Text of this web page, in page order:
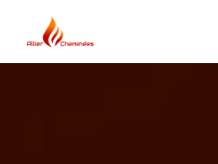
Panneau de gestion des cookies